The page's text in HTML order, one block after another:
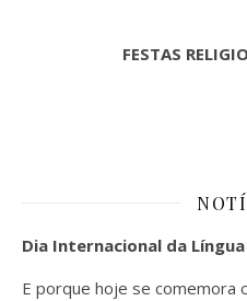
FESTAS
Dia Internacional da
E porque hoje se comemora